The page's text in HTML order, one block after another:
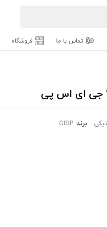
تماس با ما فروشگاه
برند: GISP